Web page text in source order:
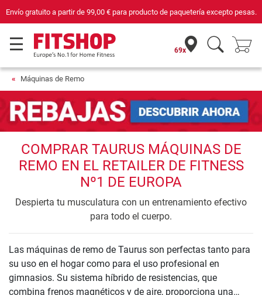
Envío gratuito a partir de 99,00 €para producto de paquetería excepto pesas.
69x
Máquinas de Remo
COMPRAR TAURUS MÁQUINAS DE
REMO EN EL RETAILER DE FITNESS
Nº1 DE EUROPA
Despierta tu musculatura con un entrenamiento efectivo
para todo el cuerpo.
Las máquinas de remo de Taurus son perfectas tanto para
su uso en el hogar como para el uso profesional en
gimnasios. Su sistema híbrido de resistencias, que
combina frenos magnéticos y de aire, proporciona una